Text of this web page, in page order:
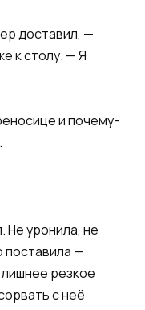
доставил, —
к столу. — Я
и почему-
Не уронила, не
поставила —
резкое
с неё